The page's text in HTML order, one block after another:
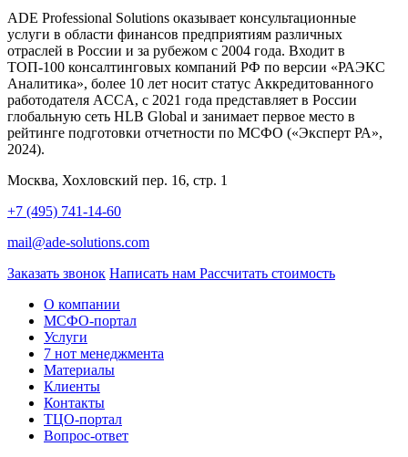
ADE Professional Solutions оказывает консультационные
услуги в области финансов предприятиям различных
отраслей в России и за рубежом с 2004 года. Входит в
ТОП-100 консалтинговых компаний РФ по версии «РАЭКС
Аналитика», более 10 лет носит статус Аккредитованного
работодателя ACCA, с 2021 года представляет в России
глобальную сеть HLB Global и занимает первое место в
рейтинге подготовки отчетности по МСФО («Эксперт РА»,
2024).
Москва, Хохловский пер. 16, стр. 1
+7 (495) 741-14-60
mail@ade-solutions.com
Заказать звонок Написать нам Рассчитать стоимость
О компании
МСФО-портал
Услуги
7 нот менеджмента
Материалы
Клиенты
Контакты
ТЦО-портал
Вопрос-ответ